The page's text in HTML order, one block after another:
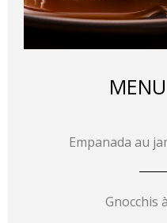
Empanada au
Gnocchis